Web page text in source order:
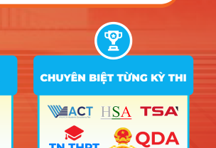
18
A00; A01; D01; D14 18
C04; D01; C03; X03; X04 18 6
D01; C01; C02; C03; C04;
18